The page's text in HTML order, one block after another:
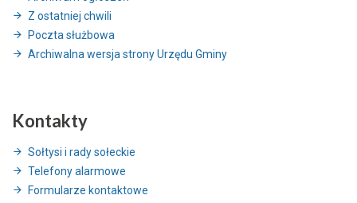
Z ostatniej chwili
Poczta służbowa
Archiwalna wersja strony Urzędu Gminy
Kontakty
Sołtysi i rady sołeckie
Telefony alarmowe
Formularze kontaktowe